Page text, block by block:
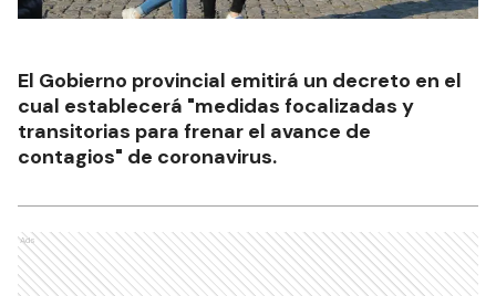
El Gobierno provincial emitirá un decreto en el
cual establecerá "medidas focalizadas y
transitorias para frenar el avance de
contagios" de coronavirus.
Ads